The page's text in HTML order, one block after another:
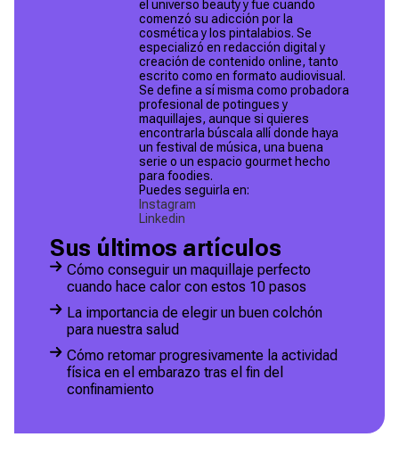
el universo beauty y fue cuando
comenzó su adicción por la
cosmética y los pintalabios. Se
especializó en redacción digital y
creación de contenido online, tanto
escrito como en formato audiovisual.
Se define a sí misma como probadora
profesional de potingues y
maquillajes, aunque si quieres
encontrarla búscala allí donde haya
un festival de música, una buena
serie o un espacio gourmet hecho
para foodies.
Puedes seguirla en:
Instagram
Linkedin
Sus últimos artículos
Cómo conseguir un maquillaje perfecto
cuando hace calor con estos 10 pasos
La importancia de elegir un buen colchón
para nuestra salud
Cómo retomar progresivamente la actividad
física en el embarazo tras el fin del
confinamiento